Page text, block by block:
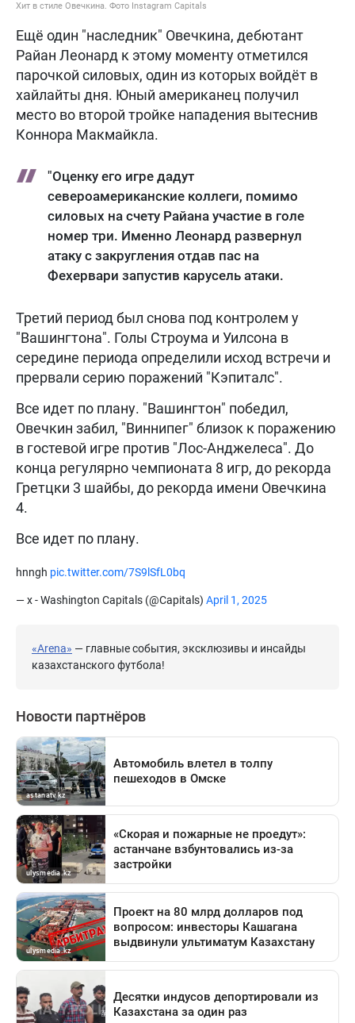
Хит в стиле Овечкина. Фото Instagram Capitals
Ещё один "наследник" Овечкина, дебютант
Райан Леонард к этому моменту отметился
парочкой силовых, один из которых войдёт в
хайлайты дня. Юный американец получил
место во второй тройке нападения вытеснив
Коннора Макмайкла.
"Оценку его игре дадут
североамериканские коллеги, помимо
силовых на счету Райана участие в голе
номер три. Именно Леонард развернул
атаку с закругления отдав пас на
Фехервари запустив карусель атаки.
Третий период был снова под контролем у
"Вашингтона". Голы Строума и Уилсона в
середине периода определили исход встречи и
прервали серию поражений "Кэпиталс".
Все идет по плану. "Вашингтон" победил,
Овечкин забил, "Виннипег" близок к поражению
в гостевой игре против "Лос-Анджелеса". До
конца регулярно чемпионата 8 игр, до рекорда
Гретцки 3 шайбы, до рекорда имени Овечкина
4.
Все идет по плану.
hnngh pic.twitter.com/7S9lSfL0bq
— x - Washington Capitals (@Capitals) April 1, 2025
«Arena» — главные события, эксклюзивы и инсайды
казахстанского футбола!